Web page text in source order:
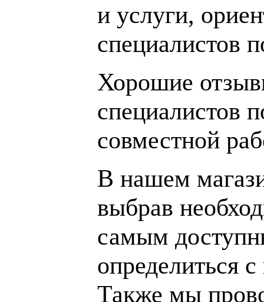
и услуги,
специалистов
Хорошие
специалистов
совместной
В нашем
выбрав
самым
определиться
Также мы